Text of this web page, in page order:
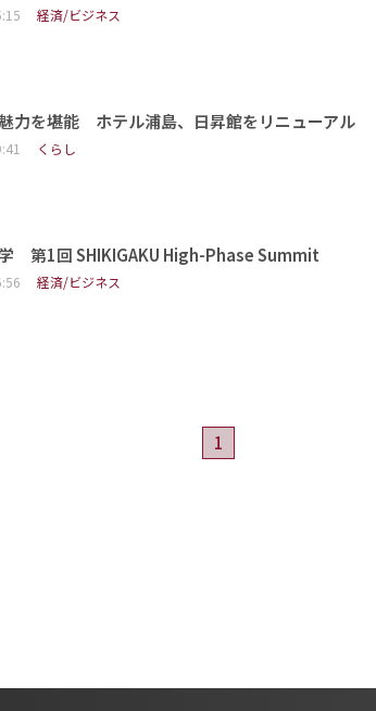
経済/ビジネス
力を堪能 ホテル浦島、日昇館をリニューアル
くらし
第1回 SHIKIGAKU High-Phase Summit
経済/ビジネス
1